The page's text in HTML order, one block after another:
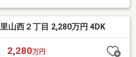
山西２丁目 2,280万円 4DK
2,280万円